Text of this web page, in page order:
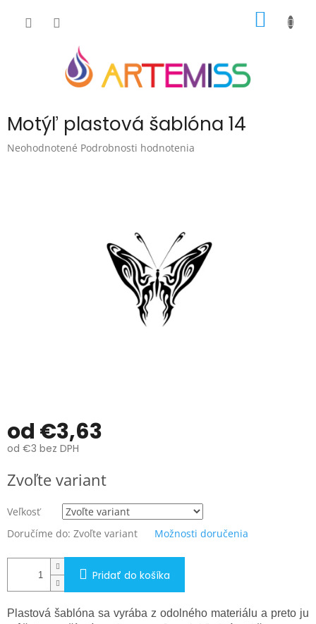
Motýľ plastová šablóna 14
Priemerné
Neohodnotené Podrobnosti hodnotenia
od €3,63
od €3 bez DPH
cena:
Zvoľte variant
Veľkosť
Doručíme do: Zvoľte variant Možnosti doručenia
Pridať do košíka
Plastová šablóna sa vyrába z odolného materiálu a preto ju